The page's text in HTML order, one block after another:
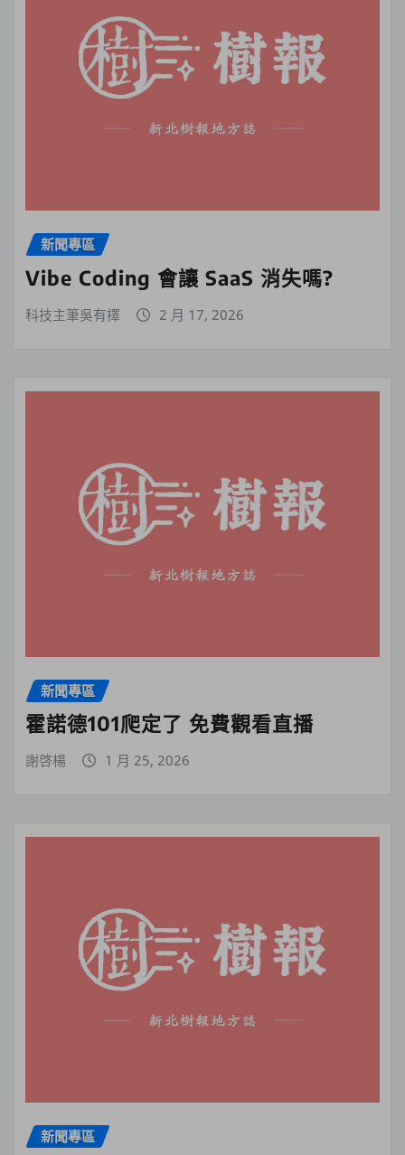
新聞專區
Vibe Coding 會讓 SaaS 消失嗎?
科技主筆吳有擇 2 月 17, 2026
新聞專區
霍諾德101爬定了 免費觀看直播
謝啓楊 1 月 25, 2026
新聞專區